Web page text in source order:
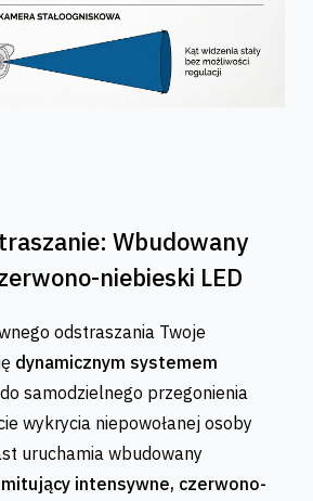
Wbudowany
niebieski LED
odstraszania Twoje
dynamicznym systemem
samodzielnego przegonienia
wykrycia niepowołanej osoby
uruchamia wbudowany
intensywne, czerwono-